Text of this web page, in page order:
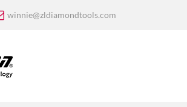
winnie@zldiamondtools.com